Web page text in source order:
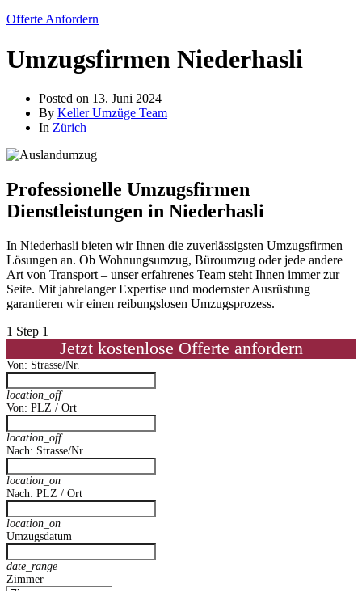
Offerte Anfordern
Umzugsfirmen Niederhasli
Posted on 13. Juni 2024
By Keller Umzüge Team
In Zürich
Professionelle Umzugsfirmen
Dienstleistungen in Niederhasli
In Niederhasli bieten wir Ihnen die zuverlässigsten Umzugsfirmen
Lösungen an. Ob Wohnungsumzug, Büroumzug oder jede andere
Art von Transport – unser erfahrenes Team steht Ihnen immer zur
Seite. Mit jahrelanger Expertise und modernster Ausrüstung
garantieren wir einen reibungslosen Umzugsprozess.
1 Step 1
Jetzt kostenlose Offerte anfordern
Von: Strasse/Nr.
location_off
Von: PLZ / Ort
location_off
Nach: Strasse/Nr.
location_on
Nach: PLZ / Ort
location_on
Umzugsdatum
date_range
Zimmer